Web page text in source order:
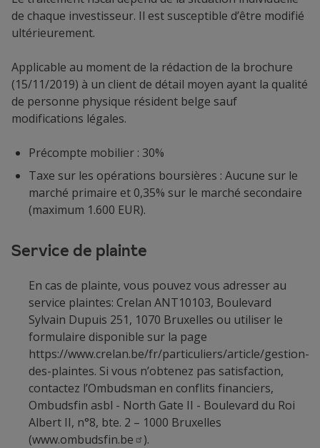
de chaque investisseur. Il est susceptible d’être modifié
ultérieurement.
Applicable au moment de la rédaction de la brochure
(15/11/2019) à un client de détail moyen ayant la qualité
de personne physique résident belge sauf
modifications légales.
Précompte mobilier : 30%
Taxe sur les opérations boursières : Aucune sur le
marché primaire et 0,35% sur le marché secondaire
(maximum 1.600 EUR).
Service de plainte
En cas de plainte, vous pouvez vous adresser au
service plaintes: Crelan ANT10103, Boulevard
Sylvain Dupuis 251, 1070 Bruxelles ou utiliser le
formulaire disponible sur la page
https://www.crelan.be/fr/particuliers/article/gestion-
des-plaintes. Si vous n’obtenez pas satisfaction,
contactez l’Ombudsman en conflits financiers,
Ombudsfin asbl - North Gate II - Boulevard du Roi
Albert II, n°8, bte. 2 – 1000 Bruxelles
(www.ombudsfin.be ).